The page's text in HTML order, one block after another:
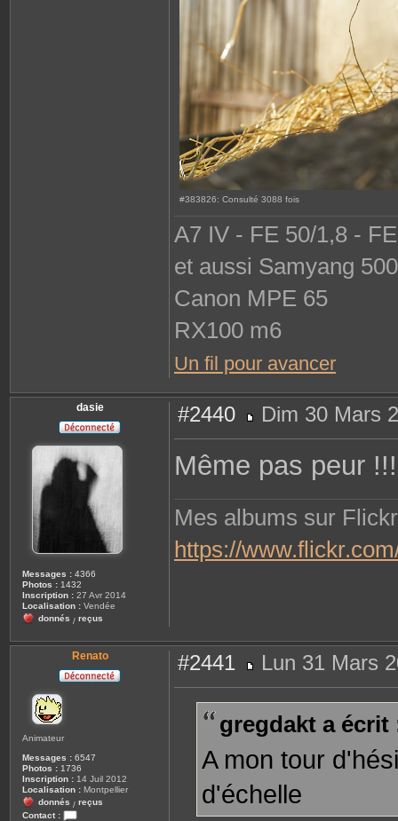
#383826: Consulté 3088 fois
A7 IV - FE 50/1,8 -
et aussi Samyang
Canon MPE 65
RX100 m6
Un fil pour avancer
dasie
Messages : 4366
Photos : 1432
Inscription : 27 Avr 2014
Localisation : Vendée
donnés / reçus
#2440
e
Dim 30 Mars
Même pas peur !!!
Mes albums sur
https://
Renato
Animateur
Messages : 6547
Photos : 1736
Inscription : 14 Juil 2012
Localisation : Montpellier
donnés / reçus
Contact :
#2441
e
g
e
Lun 31 Mars
gregdakt a écrit
A mon tour
d'échelle